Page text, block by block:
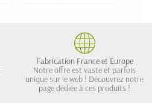
Fabrication France et Europe
Notre offre est vaste et parfois
unique sur le web ! Découvrez notre
page dédiée à ces produits !